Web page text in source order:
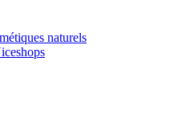
naturels